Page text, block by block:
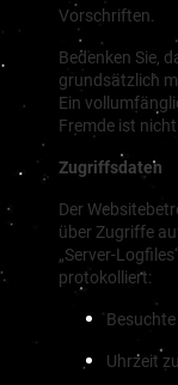
Vorschriften.
Bedenken Sie,
grundsätzlich
Ein
Fremde ist
Zugriffsdaten
Der
über Zugriffe
„Server-
protokolliert:
Uhrzeit